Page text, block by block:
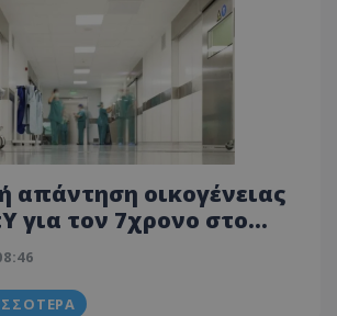
απάντηση οικογένειας
για τον 7χρονο στο
αυτό δεν είναι
δεν ξέρουν τι